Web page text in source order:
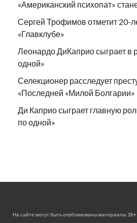
«Американский психопат»
Сергей Трофимов отметит 20-
«Главклубе»
Леонардо ДиКаприо сыграет в
одной»
Селекционер расследует
«Последней «Милой Болгарии»
Ди Каприо сыграет главную
по одной»
На сайте могут быть опубликованы материалы 18+!